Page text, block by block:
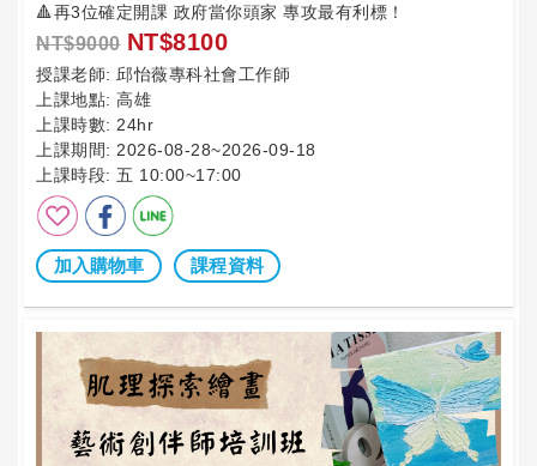
🔺再3位確定開課 政府當你頭家 專攻最有利標！
NT$9000 NT$8100
授課老師: 邱怡薇專科社會工作師
上課地點: 高雄
上課時數: 24hr
上課期間: 2026-08-28~2026-09-18
上課時段: 五 10:00~17:00
加入購物車 課程資料